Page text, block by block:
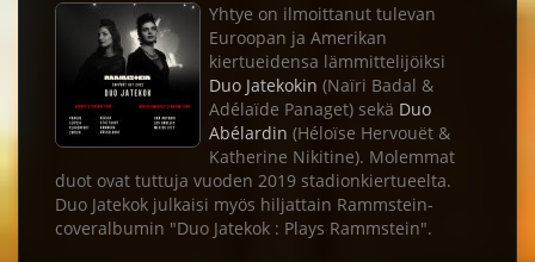
Yhtye on ilmoittanut tulevan
Euroopan ja Amerikan
kiertueidensa lämmittelijöiksi
Duo Jatekokin (Naïri Badal &
Adélaïde Panaget) sekä Duo
Abélardin (Héloïse Hervouët &
Katherine Nikitine). Molemmat
duot ovat tuttuja vuoden 2019 stadionkiertueelta.
Duo Jatekok julkaisi myös hiljattain Rammstein-
coveralbumin "Duo Jatekok : Plays Rammstein".